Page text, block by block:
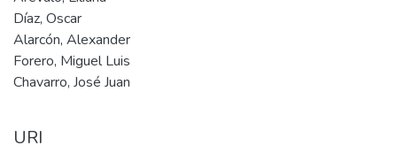
Díaz, Oscar
Alarcón, Alexander
Forero, Miguel Luis
Chavarro, José Juan
URI